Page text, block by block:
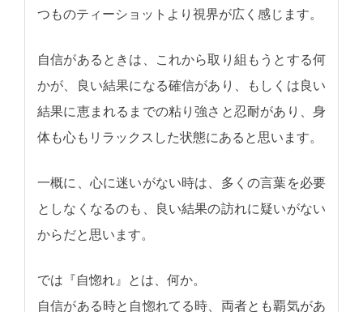
つものティーショットより視界が広く感じます。
自信があるときは、これから取り組もうとする何
かが、良い結果になる確信があり、もしくは良い
結果に恵まれるまでの粘り強さと忍耐があり、身
体も心もリラックスした状態にあると思います。
一概に、心に迷いがない時は、多くの言葉を必要
としなくなるのも、良い結果の訪れに疑いがない
からだと思います。
では『自惚れ』とは、何か。
自信がある時と自惚れてる時、両者とも覇気があ